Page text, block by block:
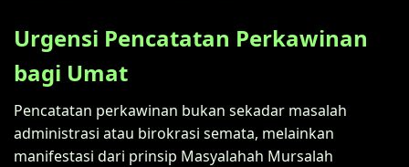
Urgensi Pencatatan Perkawinan
bagi Umat
Pencatatan perkawinan bukan sekadar masalah
administrasi atau birokrasi semata, melainkan
manifestasi dari prinsip Masyalahah Mursalah